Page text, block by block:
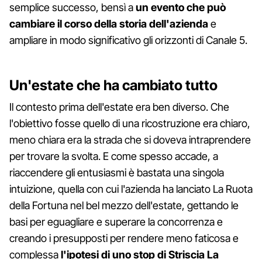
semplice successo, bensì aun evento che può
cambiare il corso della storia dell'aziendae
ampliare in modo significativo gli orizzonti di Canale 5.
Un'estate che ha cambiato tutto
Il contesto prima dell'estate era ben diverso. Che
l'obiettivo fosse quello di una ricostruzione era chiaro,
meno chiara era la strada che si doveva intraprendere
per trovare la svolta. E come spesso accade, a
riaccendere gli entusiasmi è bastata una singola
intuizione, quella con cui l'azienda ha lanciato La Ruota
della Fortuna nel bel mezzo dell'estate, gettando le
basi per eguagliare e superare la concorrenza e
creando i presupposti per rendere meno faticosa e
complessal'ipotesi di uno stop di Striscia La